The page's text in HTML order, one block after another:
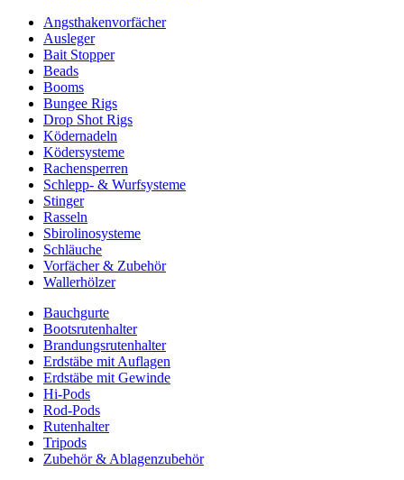
Angsthakenvorfächer
Ausleger
Bait Stopper
Beads
Booms
Bungee Rigs
Drop Shot Rigs
Ködernadeln
Ködersysteme
Rachensperren
Schlepp- & Wurfsysteme
Stinger
Rasseln
Sbirolinosysteme
Schläuche
Vorfächer & Zubehör
Wallerhölzer
Bauchgurte
Bootsrutenhalter
Brandungsrutenhalter
Erdstäbe mit Auflagen
Erdstäbe mit Gewinde
Hi-Pods
Rod-Pods
Rutenhalter
Tripods
Zubehör & Ablagenzubehör